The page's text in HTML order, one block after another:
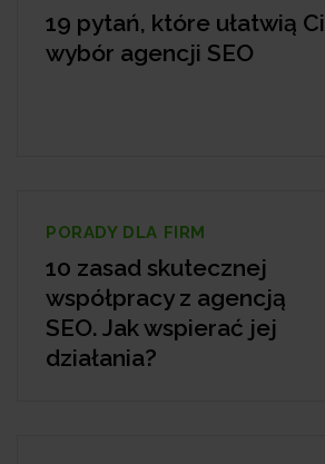
19 pytań, które ułatwią Ci
wybór agencji SEO
PORADY DLA FIRM
10 zasad skutecznej
współpracy z agencją
SEO. Jak wspierać jej
działania?